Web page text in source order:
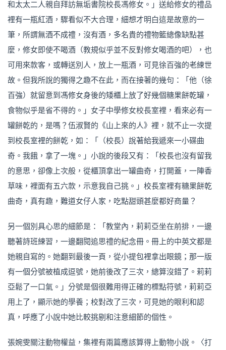
和太太二人親自拜訪無垢書院校長馮修女。」送給修女的禮品
裡有一瓶紅酒，驟看似不大合理，細想才明白這是故意的一
筆，所謂無酒不成禮，沒有酒，多名貴的禮物籃總像缺點甚
麼，修女即使不喝酒（教規似乎並不反對修女喝酒的吧），也
可用來款客，或轉送別人，放上一瓶酒，可見徐百強的老練世
故。但我所說的獨得之趣不在此，而在接著的幾句：「他（徐
百強）就留意到馮修女身後的矮櫃上放了好幾個糖果餅乾罐，
食物似乎是省不得的。」女子中學修女校長室裡，看來必有一
罐餅乾的，是嗎？伍淑賢的《山上來的人》裡，就不止一次提
到校長室裡的餅乾，如：「（校長）說著給我遞來一小碟曲
奇。我餓，拿了一塊。」小說的後段又有：「校長也沒有留我
的意思，卻像上次般，從櫃頂拿出一罐曲奇，打開蓋，一陣香
草味，裡面有五六款，示意我自己挑。」校長室裡有糖果餅乾
曲奇，真有趣，難道女仔人家，吃點甜頭甚麼都好商量？
另一個別具心思的細節是：「教堂內，莉莉亞坐在前排，一邊
聽著詩班練習，一邊翻閱追思禮的紀念冊。冊上的中英文都是
她親自寫的。她翻到最後一頁，從小提包裡拿出眼鏡；那一版
有一個分號被植成逗號，她前後改了三次，總算沒錯了。莉莉
亞鬆了一口氣。」分號是個很難用得正確的標點符號，莉莉亞
用上了，顯示她的學養；校對改了三次，可見她的眼利和認
真，呼應了小說中她比較挑剔和注意細節的個性。
張婉雯關注動物權益，集裡有兩篇應該算得上動物小說。〈打